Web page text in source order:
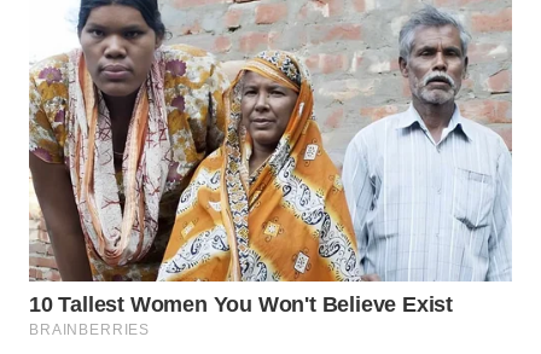
NIAS
WN
LANGKAT
WN
TAPANULI
SELATAN
WN
TANJUNG
LESUNG